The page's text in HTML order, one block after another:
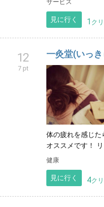
サービス
見に行く 1 ク
12
7 pt
一灸堂(いっ
体の疲れを感じた
オススメです！
健康
見に行く 4ク